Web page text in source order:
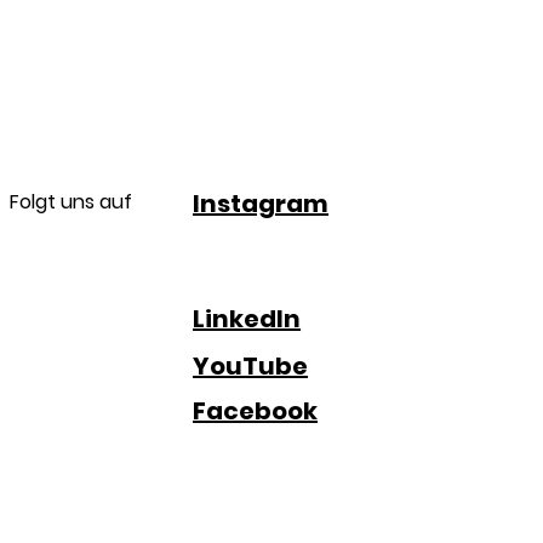
Folgt uns auf Instagram
LinkedIn
YouTube
Facebook